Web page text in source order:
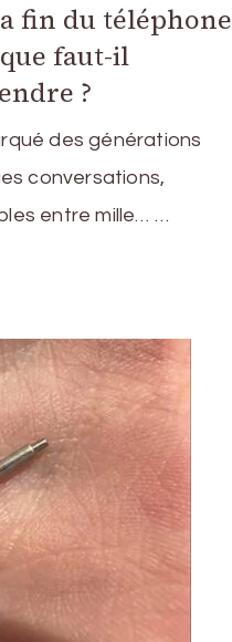
fin du téléphone
faut-il
?
des générations
conversations,
entre mille… …